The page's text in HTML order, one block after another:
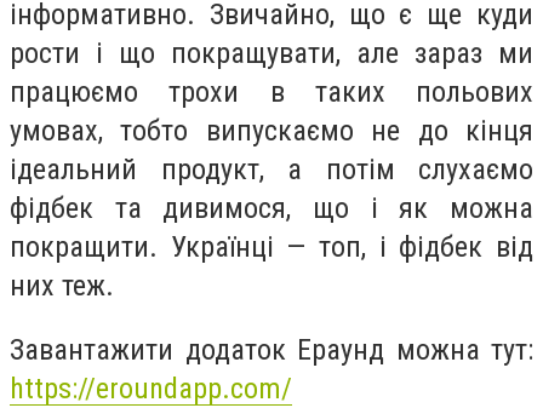
інформативно. Звичайно, що є ще куди
рости і що покращувати, але зараз ми
працюємо трохи в таких польових
умовах, тобто випускаємо не до кінця
ідеальний продукт, а потім слухаємо
фідбек та дивимося, що і як можна
покращити. Українці — топ, і фідбек від
них теж.
Завантажити додаток Ераунд можна тут:
https://eroundapp.com/